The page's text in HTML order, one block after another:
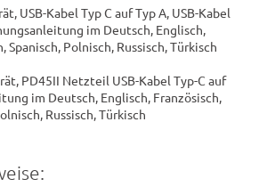
USB-Kabel Typ C auf Typ A, USB-Kabel
im Deutsch, Englisch,
Spanisch, Polnisch, Russisch, Türkisch
PD45II Netzteil USB-Kabel Typ-C auf
im Deutsch, Englisch, Französisch,
Russisch, Türkisch